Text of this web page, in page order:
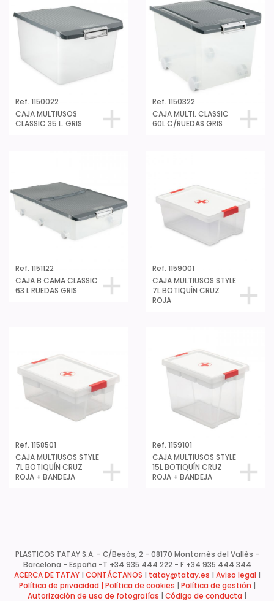
Ref. 1150022
CAJA MULTIUSOS
CLASSIC 35 L. GRIS
Ref. 1150322
CAJA MULTI. CLASSIC
60L C/RUEDAS GRIS
Ref. 1151122
CAJA B CAMA CLASSIC
63 L RUEDAS GRIS
Ref. 1159001
CAJA MULTIUSOS STYLE
7L BOTIQUÍN CRUZ
ROJA
Ref. 1158501
CAJA MULTIUSOS STYLE
7L BOTIQUÍN CRUZ
ROJA + BANDEJA
Ref. 1159101
CAJA MULTIUSOS STYLE
15L BOTIQUÍN CRUZ
ROJA + BANDEJA
PLASTICOS TATAY S.A. - C/Besòs, 2 - 08170 Montornès del Vallès -
Barcelona - España -T +34 935 444 222 - F +34 935 444 344
ACERCA DE TATAY| CONTÁCTANOS tatay@tatay.es Aviso legal
Política de privacidad | Política de cookies Política de gestión
Autorización de uso de fotografías
Código de conducta